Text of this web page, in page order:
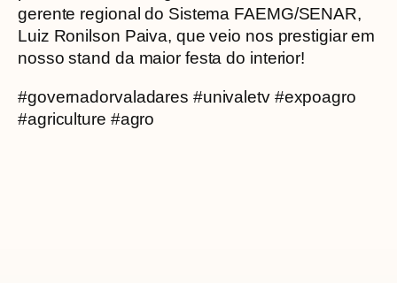
gerente regional do Sistema FAEMG/SENAR,
Luiz Ronilson Paiva, que veio nos prestigiar em
nosso stand da maior festa do interior!
#governadorvaladares #univaletv #expoagro
#agriculture #agro